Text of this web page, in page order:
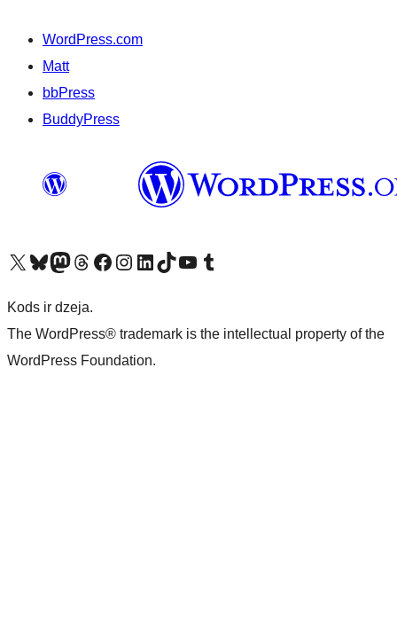
WordPress.com
Matt
bbPress
BuddyPress
Apmeklējiet mūsu X (agrāk Twitter) kontu
Apmeklējiet mūsu Bluesky kontu
Apmeklējiet mūsu Mastodon kontu
Apmeklējiet mūsu Threads kontu
Apmeklējiet mūsu Facebook lapuApmeklējiet mūsu Instagram kontu
Apmeklējiet mūsu LinkedIn kontu
Apmeklējiet mūsu TikTok kontu
Apmeklējiet mūsu YouTube kanālu
Apmeklējiet mūsu Tumblr kontu
Kods ir dzeja.
The WordPress® trademark is the intellectual property of the
WordPress Foundation.